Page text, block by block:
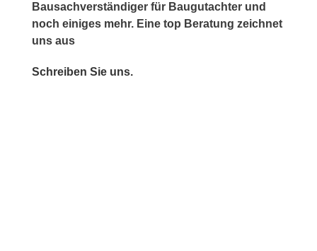
Bausachverständiger für Baugutachter und
noch einiges mehr. Eine top Beratung zeichnet
uns aus
Schreiben Sie uns.